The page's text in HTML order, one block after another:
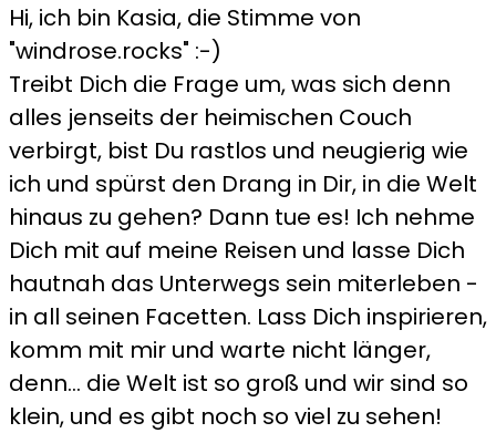
Hi, ich bin Kasia, die Stimme von
"windrose.rocks" :-)
Treibt Dich die Frage um, was sich denn
alles jenseits der heimischen Couch
verbirgt, bist Du rastlos und neugierig wie
ich und spürst den Drang in Dir, in die Welt
hinaus zu gehen? Dann tue es! Ich nehme
Dich mit auf meine Reisen und lasse Dich
hautnah das Unterwegs sein miterleben -
in all seinen Facetten. Lass Dich inspirieren,
komm mit mir und warte nicht länger,
denn... die Welt ist so groß und wir sind so
klein, und es gibt noch so viel zu sehen!